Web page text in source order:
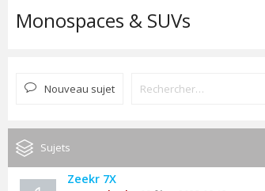
Monospaces & SUVs
Nouveau sujet
Sujets
Zeekr 7X